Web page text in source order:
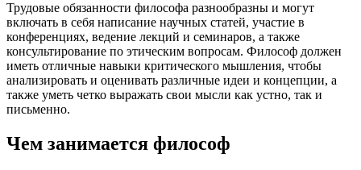
Трудовые обязанности философа разнообразны и могут
включать в себя написание научных статей, участие в
конференциях, ведение лекций и семинаров, а также
консультирование по этическим вопросам. Философ должен
иметь отличные навыки критического мышления, чтобы
анализировать и оценивать различные идеи и концепции, а
также уметь четко выражать свои мысли как устно, так и
письменно.
Чем занимается философ